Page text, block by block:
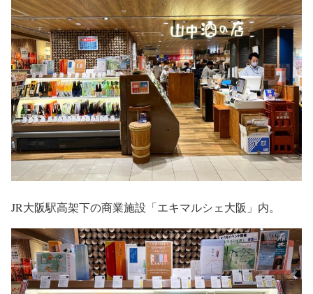
JR大阪駅高架下の商業施設「エキマルシェ大阪」内。